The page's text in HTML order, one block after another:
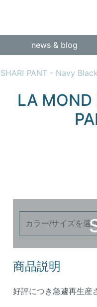
news & blog
PANT - Navy
LA MOND
商品説明
好評につき急遽再生産